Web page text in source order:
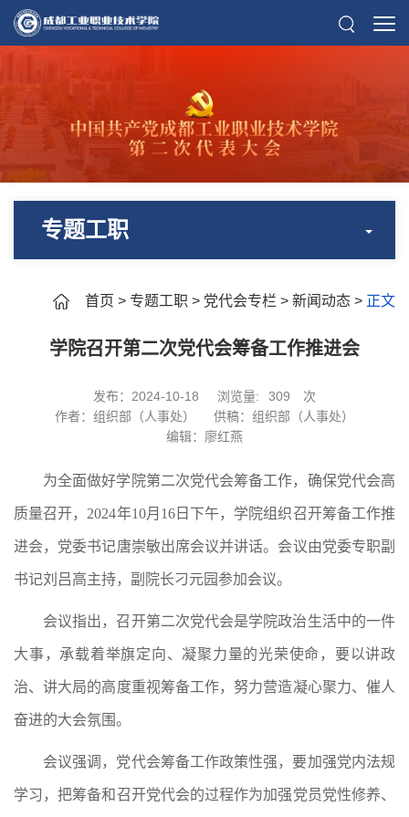
专题工职
首页 > 专题工职 > 党代会专栏 > 新闻动态 > 正文
学院召开第二次党代会筹备工作推进会
发布：2024-10-18 浏览量: 309
次
作者：组织部（人事处）
供稿：组织部（人事处）
编辑：廖红燕
为全面做好学院第二次党代会筹备工作，确保党代会高
质量召开，2024年10月16日下午，学院组织召开筹备工作推
进会，党委书记唐崇敏出席会议并讲话。会议由党委专职副
书记刘吕高主持，副院长刁元园参加会议。
会议指出，召开第二次党代会是学院政治生活中的一件
大事，承载着举旗定向、凝聚力量的光荣使命，要以讲政
治、讲大局的高度重视筹备工作，努力营造凝心聚力、催人
奋进的大会氛围。
会议强调，党代会筹备工作政策性强，要加强党内法规
学习，把筹备和召开党代会的过程作为加强党员党性修养、